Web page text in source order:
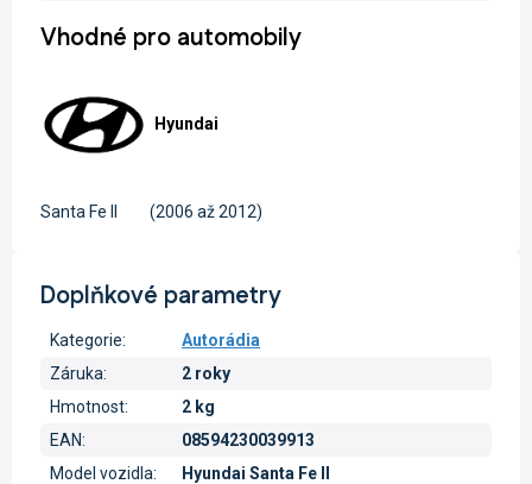
Vhodné pro automobily
Hyundai
Santa Fe II (2006 až 2012)
Doplňkové parametry
Kategorie:
Autorádia
Záruka:
2 roky
Hmotnost:
2 kg
EAN:
08594230039913
Model vozidla:
Hyundai Santa Fe II